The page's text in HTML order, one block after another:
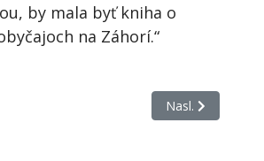
by mala byť kniha o
na Záhorí.“
článok: 01. Beňová, Jana: Nerob s ňou
Nasledujúci
Nasl.